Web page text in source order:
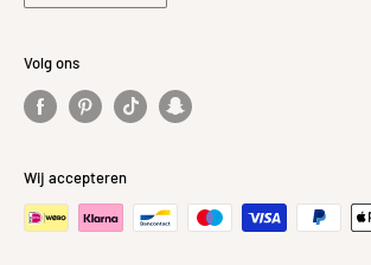
Volg ons
Wij accepteren